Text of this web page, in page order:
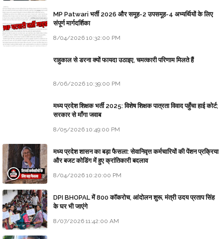
MP Patwari भर्ती 2026 और समूह-2 उपसमूह-4 अभ्यर्थियों के लिए
संपूर्ण मार्गदर्शिका
8/04/2026 10:32:00 PM
राहुकाल से डरना क्यों फायदा उठाइए, चमत्कारी परिणाम मिलते हैं
8/06/2026 10:39:00 PM
मध्य प्रदेश शिक्षक भर्ती 2025: विशेष शिक्षक पात्रता विवाद पहुँचा हाई कोर्ट;
सरकार से माँगा जवाब
8/05/2026 10:49:00 PM
मध्य प्रदेश शासन का बड़ा फैसला: सेवानिवृत्त कर्मचारियों की पेंशन प्रक्रिया
और बजट कोडिंग में हुए क्रांतिकारी बदलाव
8/04/2026 10:20:00 PM
DPI BHOPAL में 800 कॉकरोच, आंदोलन शुरू, मंत्री उदय प्रताप सिंह
के घर भी जाएंगे
8/07/2026 11:42:00 AM